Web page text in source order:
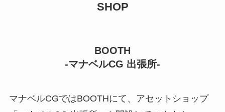
SHOP
BOOTH
-マナベルCG 出張所-
マナベルCGではBOOTHにて、アセットショップ